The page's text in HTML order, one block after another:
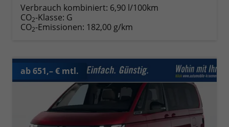
Verbrauch kombiniert: 6,90 l/100km
CO2-Klasse: G
CO2-Emissionen: 182,00 g/km
ab 651,– € mtl.